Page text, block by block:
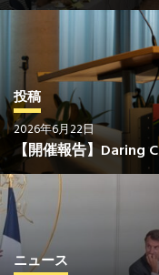
投稿
2026年6月22日
【開催報告】Daring
ニュース